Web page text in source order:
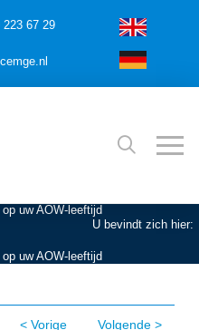
223 67 29
uw AOW-leeftijd
U bevindt zich hier:
uw AOW-leeftijd
< Vorige Volgende >